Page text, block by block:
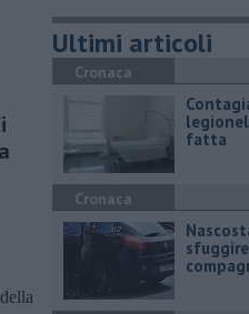
Ultimi articoli
Cronaca
fatta
Cronaca